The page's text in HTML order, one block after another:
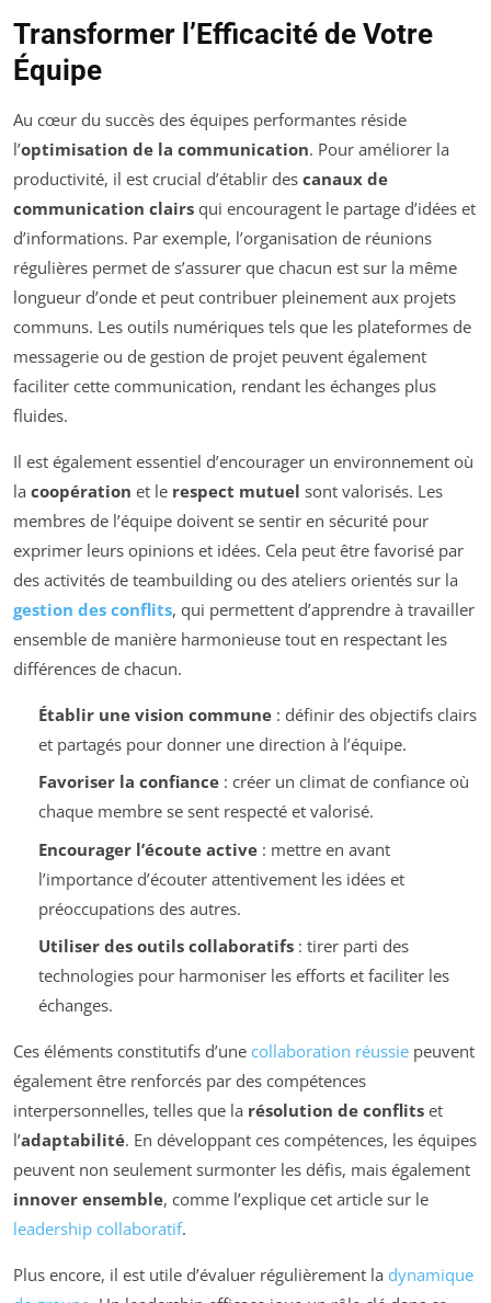
Transformer l’Efficacité de Votre
Équipe
Au cœur du succès des équipes performantes réside
l’optimisation de la communication. Pour améliorer la
productivité, il est crucial d’établir des canaux de
communication clairs qui encouragent le partage d’idées et
d’informations. Par exemple, l’organisation de réunions
régulières permet de s’assurer que chacun est sur la même
longueur d’onde et peut contribuer pleinement aux projets
communs. Les outils numériques tels que les plateformes de
messagerie ou de gestion de projet peuvent également
faciliter cette communication, rendant les échanges plus
fluides.
Il est également essentiel d’encourager un environnement où
la coopération et le respect mutuel sont valorisés. Les
membres de l’équipe doivent se sentir en sécurité pour
exprimer leurs opinions et idées. Cela peut être favorisé par
des activités de teambuilding ou des ateliers orientés sur la
gestion des conflits, qui permettent d’apprendre à travailler
ensemble de manière harmonieuse tout en respectant les
différences de chacun.
Établir une vision commune: définir des objectifs clairs
et partagés pour donner une direction à l’équipe.
Favoriser la confiance: créer un climat de confiance où
chaque membre se sent respecté et valorisé.
Encourager l’écoute active: mettre en avant
l’importance d’écouter attentivement les idées et
préoccupations des autres.
Utiliser des outils collaboratifs: tirer parti des
technologies pour harmoniser les efforts et faciliter les
échanges.
Ces éléments constitutifs d’une collaboration réussie peuvent
également être renforcés par des compétences
interpersonnelles, telles que la résolution de conflits et
l’adaptabilité. En développant ces compétences, les équipes
peuvent non seulement surmonter les défis, mais également
innover ensemble, comme l’explique cet article sur le
leadership collaboratif.
Plus encore, il est utile d’évaluer régulièrement la dynamique